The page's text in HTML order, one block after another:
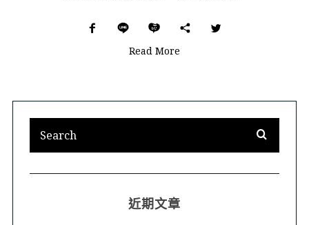
Read More
近期文章